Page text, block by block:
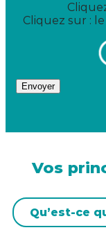
Cliquez sur :
Vos
Qu’est-ce